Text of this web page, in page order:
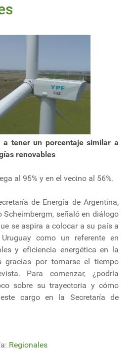
a tener un porcentaje similar a
renovables
al 95% y en el vecino al 56%.
de Energía de Argentina,
Scheimbergm, señaló en diálogo
se aspira a colocar a su país a
como un referente en
y eficiencia energética en la
gracias por tomarse el tiempo
Para comenzar, ¿podría
sobre su trayectoria y cómo
cargo en la Secretaría de
Regionales